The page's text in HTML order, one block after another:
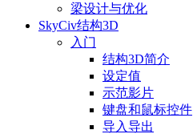
梁设计与优化
SkyCiv结构3D
入门
结构3D简介
设定值
示范影片
键盘和鼠标控件
导入导出